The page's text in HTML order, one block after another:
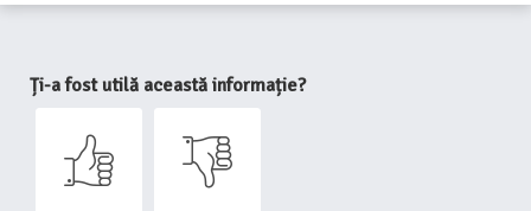
Ți-a fost utilă această informație?